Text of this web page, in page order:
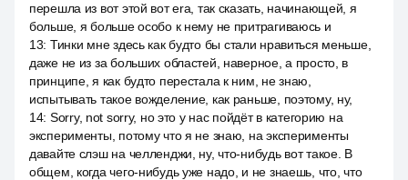
перешла из вот этой вот era, так сказать, начинающей, я
больше, я больше особо к нему не притрагиваюсь и
13: Тинки мне здесь как будто бы стали нравиться меньше,
даже не из за больших областей, наверное, а просто, в
принципе, я как будто перестала к ним, не знаю,
испытывать такое вожделение, как раньше, поэтому, ну,
14: Sorry, not sorry, но это у нас пойдёт в категорию на
эксперименты, потому что я не знаю, на эксперименты
давайте слэш на челленджи, ну, что-нибудь вот такое. В
общем, когда чего-нибудь уже надо, и не знаешь, что, что